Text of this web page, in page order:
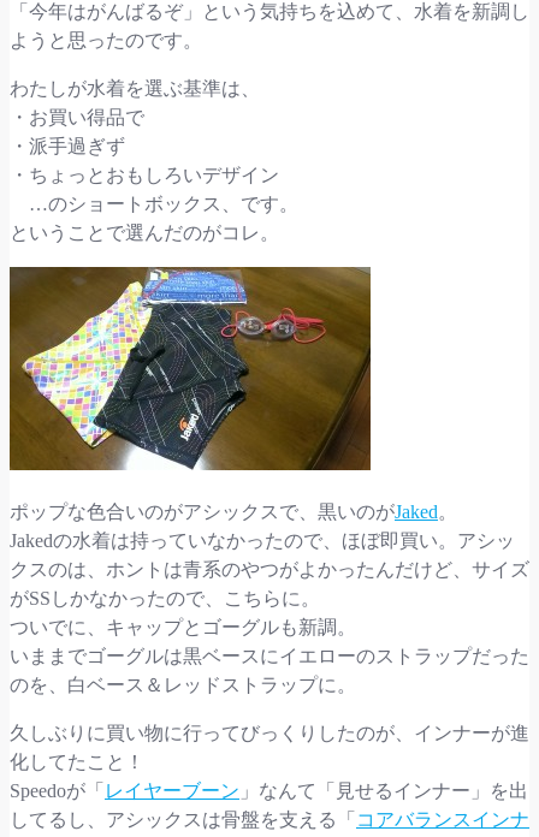
「今年はがんばるぞ」という気持ちを込めて、水着を新調し
ようと思ったのです。
わたしが水着を選ぶ基準は、
・お買い得品で
・派手過ぎず
・ちょっとおもしろいデザイン
…のショートボックス、です。
ということで選んだのがコレ。
ポップな色合いのがアシックスで、黒いのがJaked。
Jakedの水着は持っていなかったので、ほぼ即買い。アシッ
クスのは、ホントは青系のやつがよかったんだけど、サイズ
がSSしかなかったので、こちらに。
ついでに、キャップとゴーグルも新調。
いままでゴーグルは黒ベースにイエローのストラップだった
のを、白ベース＆レッドストラップに。
久しぶりに買い物に行ってびっくりしたのが、インナーが進
化してたこと！
Speedoが「 レイヤーブーン 」なんて「見せるインナー」を出
してるし、アシックスは骨盤を支える「 コアバランスインナ